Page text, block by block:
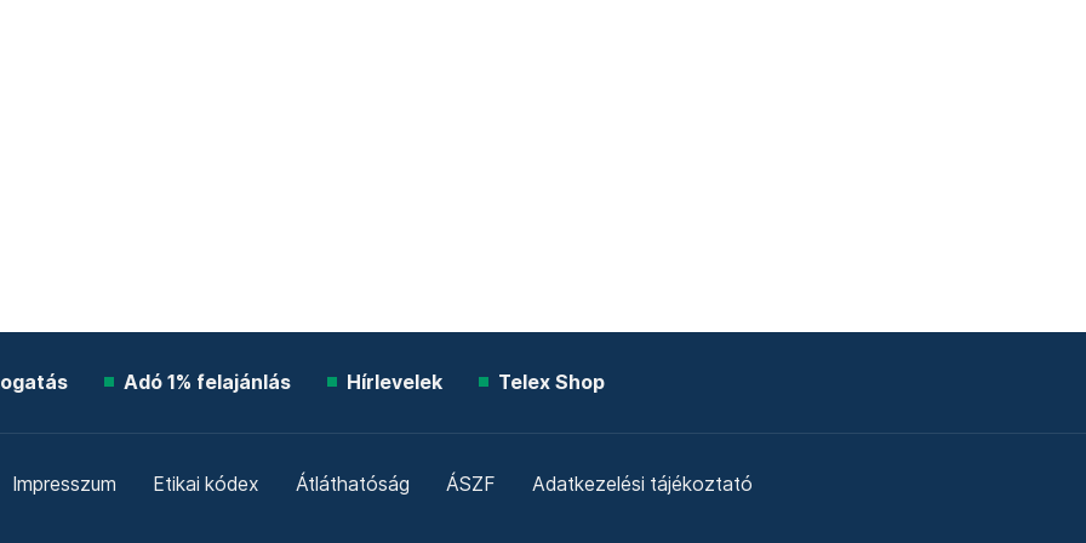
Adó 1% felajánlás Hírlevelek Telex Shop
Impresszum Etikai kódex Átláthatóság ÁSZF Adatkezelési tájékoztató